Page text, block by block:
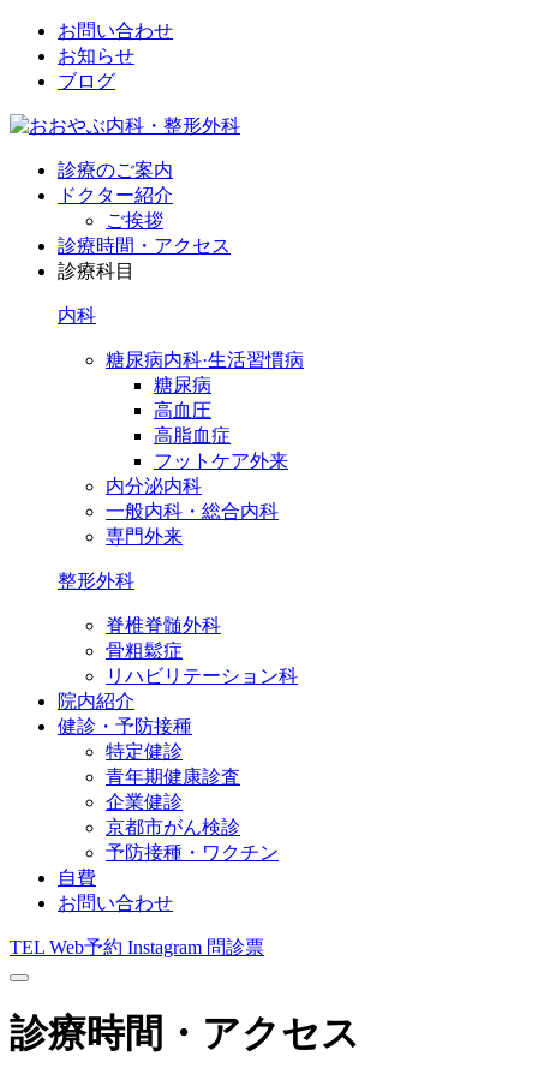
お問い合わせ
お知らせ
ブログ
診療のご案内
ドクター紹介
ご挨拶
診療時間・アクセス
診療科目
内科
糖尿病内科·生活習慣病
糖尿病
高血圧
高脂血症
フットケア外来
内分泌内科
一般内科・総合内科
専門外来
整形外科
脊椎脊髄外科
骨粗鬆症
リハビリテーション科
院内紹介
健診・予防接種
特定健診
青年期健康診査
企業健診
京都市がん検診
予防接種・ワクチン
自費
お問い合わせ
TEL Web予約 Instagram 問診票
診療時間・アクセス